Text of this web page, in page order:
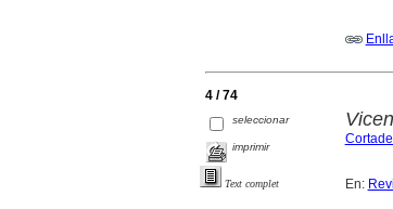
4 / 74
seleccionar
imprimir
Text complet En: